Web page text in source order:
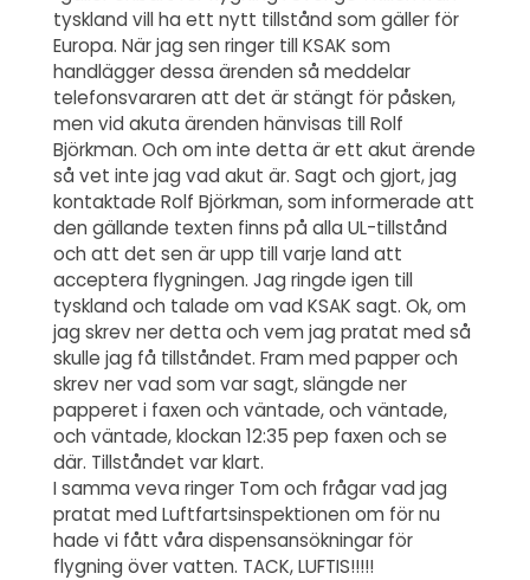
tyskland vill ha ett nytt tillstånd som gäller för
Europa. När jag sen ringer till KSAK som
handlägger dessa ärenden så meddelar
telefonsvararen att det är stängt för påsken,
men vid akuta ärenden hänvisas till Rolf
Björkman. Och om inte detta är ett akut ärende
så vet inte jag vad akut är. Sagt och gjort, jag
kontaktade Rolf Björkman, som informerade att
den gällande texten finns på alla UL-tillstånd
och att det sen är upp till varje land att
acceptera flygningen. Jag ringde igen till
tyskland och talade om vad KSAK sagt. Ok, om
jag skrev ner detta och vem jag pratat med så
skulle jag få tillståndet. Fram med papper och
skrev ner vad som var sagt, slängde ner
papperet i faxen och väntade, och väntade,
och väntade, klockan 12:35 pep faxen och se
där. Tillståndet var klart.
I samma veva ringer Tom och frågar vad jag
pratat med Luftfartsinspektionen om för nu
hade vi fått våra dispensansökningar för
flygning över vatten. TACK, LUFTIS!!!!!